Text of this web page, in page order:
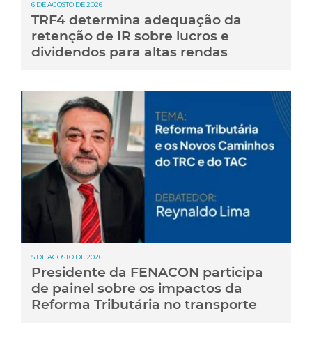
6 DE AGOSTO DE 2026
TRF4 determina adequação da
retenção de IR sobre lucros e
dividendos para altas rendas
5 DE AGOSTO DE 2026
Presidente da FENACON participa
de painel sobre os impactos da
Reforma Tributária no transporte